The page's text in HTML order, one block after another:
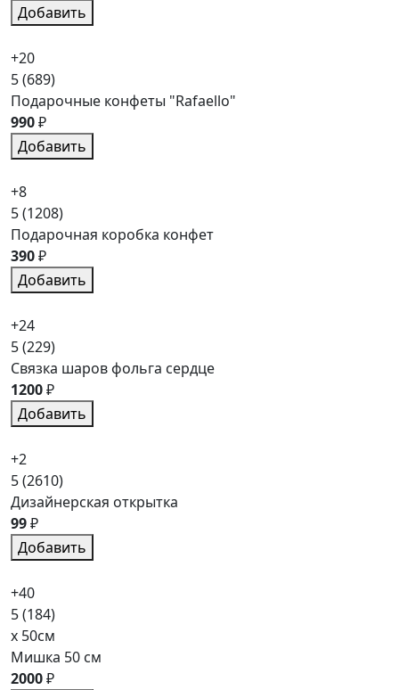
Добавить
+20
5(689)
Подарочные конфеты "Rafaello"
990₽
Добавить
+8
5(1208)
Подарочная коробка конфет
390₽
Добавить
+24
5(229)
Связка шаров фольга сердце
1200₽
Добавить
+2
5(2610)
Дизайнерская открытка
99₽
Добавить
+40
5(184)
x 50см
Мишка 50 см
2000₽